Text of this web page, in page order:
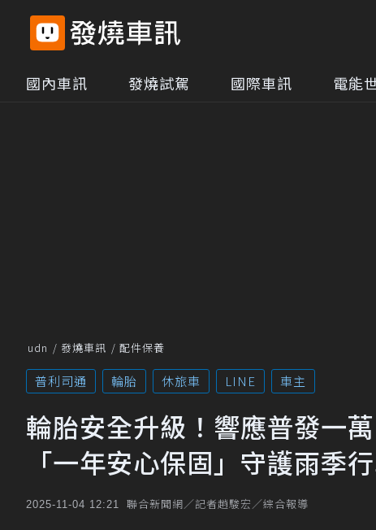
國內車訊 發燒試駕 國際車訊 電能
udn 發燒車訊 配件保養
普利司通 輪胎 休旅車 LINE 車主
輪胎安全升級！響應普發一
「一年安心保固」守護雨季
2025-11-04 12:21 聯合新聞網／記者趙駿宏／綜合報導